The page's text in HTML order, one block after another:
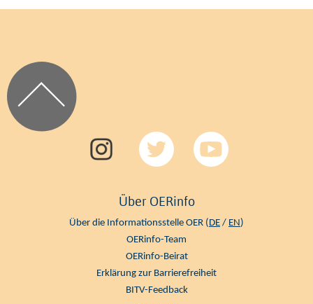
Über OERinfo
Über die Informationsstelle OER (DE / EN)
OERinfo-Team
OERinfo-Beirat
Erklärung zur Barrierefreiheit
BITV-Feedback